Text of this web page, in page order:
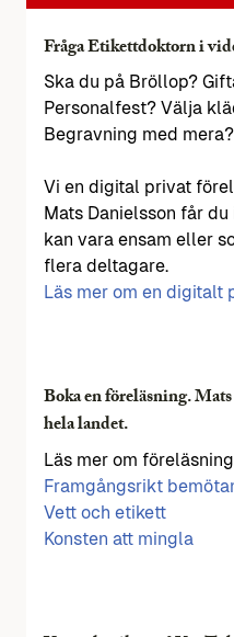
Fråga Etikettdoktorn i
Ska du på Bröllop?
Personalfest? Välja
Begravning med mera?
Vi en digital privat
Mats Danielsson får
kan vara ensam eller
flera deltagare.
Läs mer om en digitalt
Boka en föreläsning.
hela landet.
Läs mer om
Framgångsrikt
Vett och etikett
Konsten att mingla